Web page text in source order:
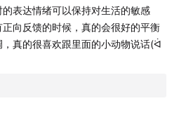
性肖像画和妈妈的故事
表达情绪可以保持对生活的敏感
向反馈的时候，真的会很好的平衡
真的很喜欢跟里面的小动物说话(ᐛ